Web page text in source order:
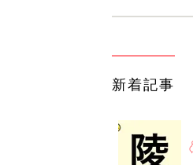
新着記事